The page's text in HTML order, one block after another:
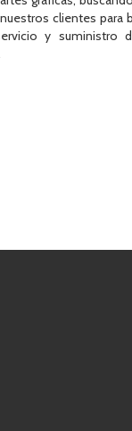
clientes para
y suministro